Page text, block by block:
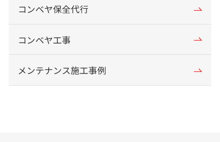
コンベヤ保全代行
コンベヤ工事
メンテナンス施工事例